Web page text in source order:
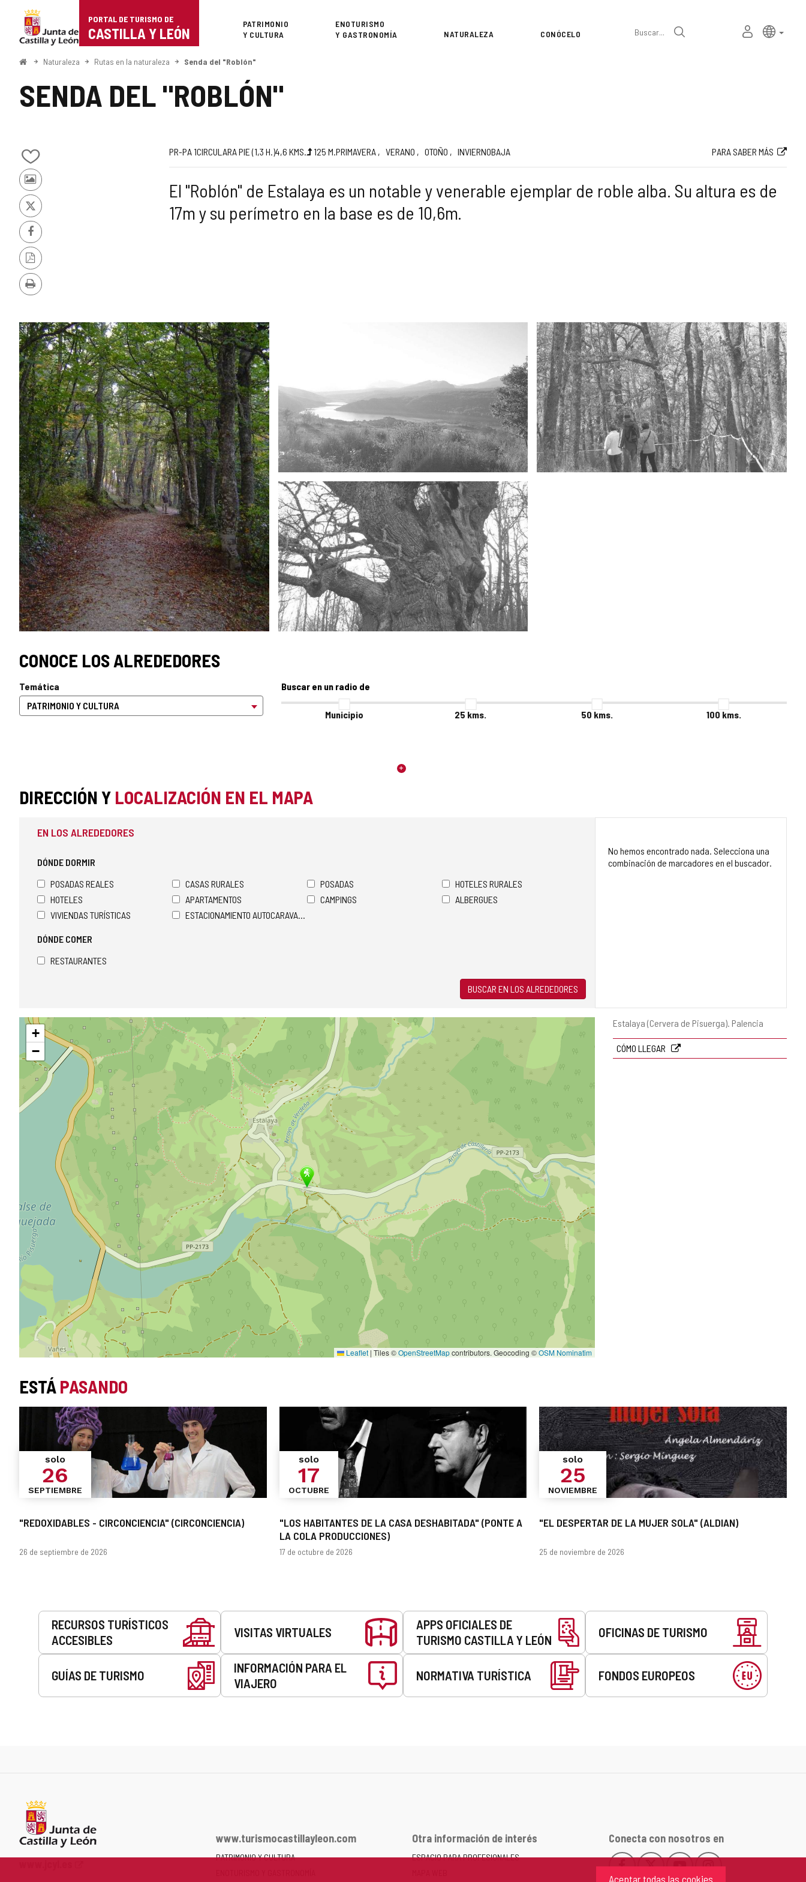
Aceptar todas las cookies
Portal
de
Turismo
Castilla
León
PORTAL DE TURISMO DE
CASTILLA Y LEÓN
Superior
PATRIMONIO
Y CULTURA
ENOTURISMO
Y GASTRONOMÍA
NATURALEZA CONÓCELO Buscar
ESPACIO
Selector
de
Idioma
InicioNaturaleza Rutas en la naturaleza Senda del "Roblón"
SENDA DEL "ROBLÓN"
Añadir/quitar
de
mis
cuadernos
Fotos
de
otros
turistas
X
Facebook
Versión
PDF
Imprimir
Código
la
ruta
PR-PA 1
Trayecto
CIRCULAR
Medio A PIE (1,3 H.)
Longitud 4,6 KMS.
Desnivel
(m)
125 M.
Recomendada PRIMAVERA VERANO OTOÑO INVIERNO
Dificultad
la
ruta
BAJA
Enlace
web
externa
PARA SABER MÁS
El "Roblón" de Estalaya es un notable y venerable ejemplar de roble alba. Su altura es de
17m y su perímetro en la base es de 10,6m.
GALERÍA
DE
IMÁGENES
CONOCE LOS ALREDEDORES
Temática Buscar en un radio de
Municipio 25 kms. 50 kms. 100 kms.
DIRECCIÓN Y LOCALIZACIÓN EN EL MAPA
Dirección
Estalaya (Cervera de Pisuerga). Palencia
CÓMO LLEGAR
EN LOS ALREDEDORES
DÓNDE DORMIR
POSADAS REALES
CASAS RURALES POSADAS
HOTELES RURALES
HOTELES
APARTAMENTOS CAMPINGS
ALBERGUES
VIVIENDAS TURÍSTICAS
ESTACIONAMIENTO AUTOCARAVANAS
DÓNDE COMER
RESTAURANTES
BUSCAR EN LOS ALREDEDORES
No hemos encontrado nada. Selecciona una
combinación de marcadores en el buscador.
Saltar
mapa
+
−
Leaflet | Tiles ©OpenStreetMapcontributors. Geocoding ©OSM Nominatim
ESTÁPASANDO
"REDOXIDABLES - CIRCONCIENCIA" (CIRCONCIENCIA)
solo
26
SEPTIEMBRE
Fechas
26 de septiembre de 2026
"LOS HABITANTES DE LA CASA DESHABITADA" (PONTE A
LA COLA PRODUCCIONES)
solo
17
OCTUBRE
Fechas
17 de octubre de 2026
"EL DESPERTAR DE LA MUJER SOLA" (ALDIAN)
solo
25
NOVIEMBRE
Fechas
25 de noviembre de 2026
Servicios
RECURSOS TURÍSTICOS
ACCESIBLES
VISITAS VIRTUALES
APPS OFICIALES DE
TURISMO CASTILLA Y LEÓN
OFICINAS DE TURISMO
GUÍAS DE TURISMO
INFORMACIÓN PARA EL
VIAJERO
NORMATIVA TURÍSTICA FONDOS EUROPEOS
www.turismocastillayleon.com
PATRIMONIO Y CULTURA
Otra información de interés
ESPACIO PARA PROFESIONALES
Conecta con nosotros en
Facebook
Este
X
Este
YouTube
Este
Instagram
Este